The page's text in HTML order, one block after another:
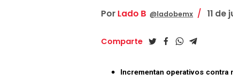
Por Lado B @ladobemx 11 de
Comparte
Incrementan operativos contra